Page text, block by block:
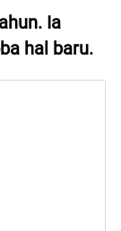
Ia
hal baru.